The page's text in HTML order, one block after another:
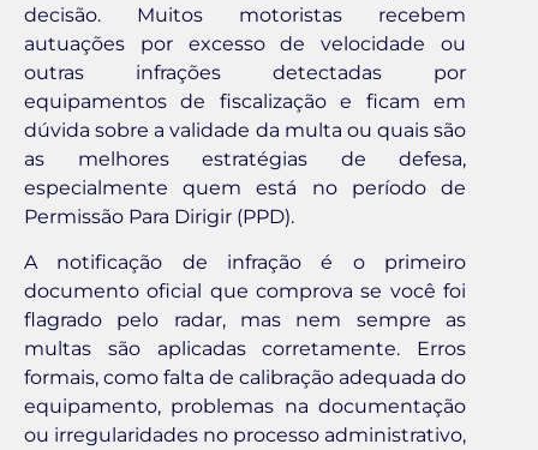
decisão. Muitos motoristas recebem
autuações por excesso de velocidade ou
outras infrações detectadas por
equipamentos de fiscalização e ficam em
dúvida sobre a validade da multa ou quais são
as melhores estratégias de defesa,
especialmente quem está no período de
Permissão Para Dirigir (PPD).
A notificação de infração é o primeiro
documento oficial que comprova se você foi
flagrado pelo radar, mas nem sempre as
multas são aplicadas corretamente. Erros
formais, como falta de calibração adequada do
equipamento, problemas na documentação
ou irregularidades no processo administrativo,